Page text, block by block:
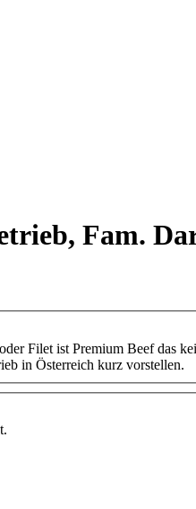
Fam.
Filet ist Premium Beef das
in Österreich kurz vorstellen.